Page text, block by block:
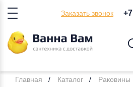
Заказать звонок
Главная Каталог
Раковины